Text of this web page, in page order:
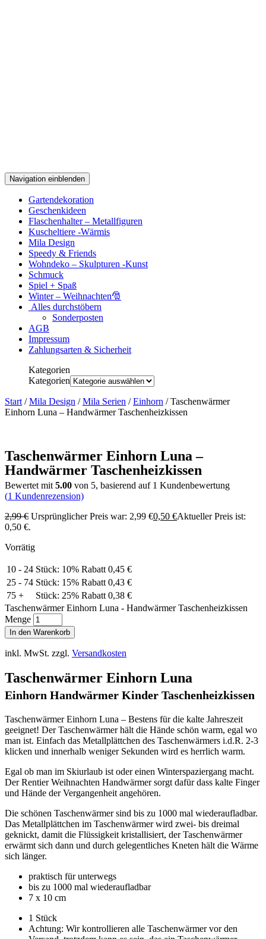
Navigation einblenden
Gartendekoration
Geschenkideen
Flaschenhalter – Metallfiguren
Kuscheltiere -Wärmis
Mila Design
Speedy & Friends
Wohndeko – Skulpturen -Kunst
Schmuck
Spiel + Spaß
Winter – Weihnachten🎅
Alles durchstöbern
Sonderposten
AGB
Impressum
Zahlungsarten & Sicherheit
Kategorien
Kategorien
Start /Mila Design /Mila Serien /Einhorn / Taschenwärmer
Einhorn Luna – Handwärmer Taschenheizkissen
Taschenwärmer Einhorn Luna –
Handwärmer Taschenheizkissen
Bewertet mit 5.00 von 5, basierend auf 1 Kundenbewertung
(1 Kundenrezension)
2,99€ Ursprünglicher Preis war: 2,99 €0,50 €Aktueller Preis ist:
0,50 €.
Vorrätig
10 - 24 Stück: 10% Rabatt 0,45 €
25 - 74 Stück: 15% Rabatt 0,43 €
75 +
Stück: 25% Rabatt 0,38 €
Taschenwärmer Einhorn Luna - Handwärmer Taschenheizkissen
Menge
In den Warenkorb
inkl. MwSt. zzgl. Versandkosten
Taschenwärmer Einhorn Luna
Einhorn Handwärmer Kinder Taschenheizkissen
Taschenwärmer Einhorn Luna – Bestens für die kalte Jahreszeit
geeignet! Der Taschenwärmer hält die Hände schön warm, egal wo
man ist. Einfach das Metallplättchen des Taschenwärmers i.d.R. 2-3
klicken und innerhalb weniger Sekunden wird es herrlich warm.
Egal ob man im Skiurlaub ist oder einen Winterspaziergang macht.
Der Rentier Weihnachten Handwärmer sorgt dafür dass kalte Finger
und Hände der Vergangenheit angehören.
Die schönen Taschenwärmer sind bis zu 1000 mal wiederaufladbar.
Das Metallplättchen im Taschenwärmer wird zwei- bis dreimal
geknickt, damit die Flüssigkeit kristallisiert, der Taschenwärmer
erwärmt sich dann und durch gelegentliches Kneten hält die Wärme
sich länger.
praktisch für unterwegs
bis zu 1000 mal wiederaufladbar
7 x 10 cm
1 Stück
Achtung: Wir kontrollieren alle Taschenwärmer vor den